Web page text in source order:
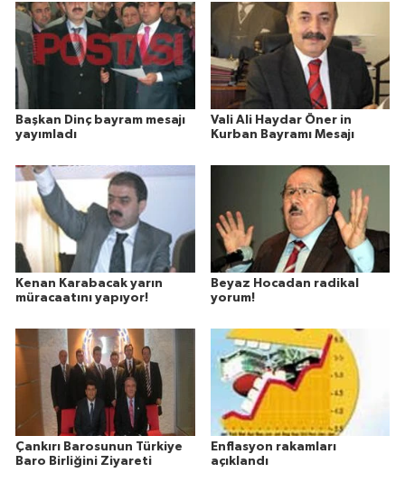
Başkan Dinç bayram mesajı
yayımladı
Vali Ali Haydar Öner in
Kurban Bayramı Mesajı
Kenan Karabacak yarın
müracaatını yapıyor!
Beyaz Hocadan radikal
yorum!
Çankırı Barosunun Türkiye
Baro Birliğini Ziyareti
Enflasyon rakamları
açıklandı